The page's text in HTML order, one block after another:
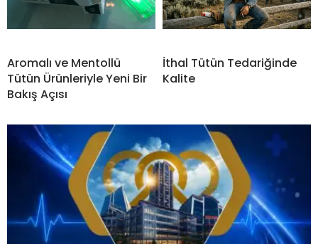
Aromalı ve Mentollü
Tütün Ürünleriyle Yeni Bir
Bakış Açısı
İthal Tütün Tedariğinde
Kalite